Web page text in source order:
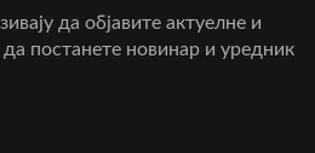
да објавите актуелне и
да постанете новинар и уредник